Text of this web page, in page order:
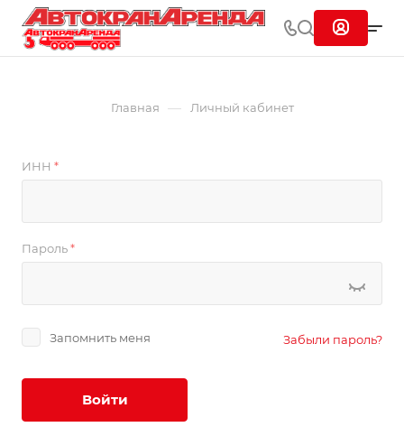
Главная — Личный кабинет
ИНН *
Пароль*
Запомнить меня Забыли пароль?
Войти